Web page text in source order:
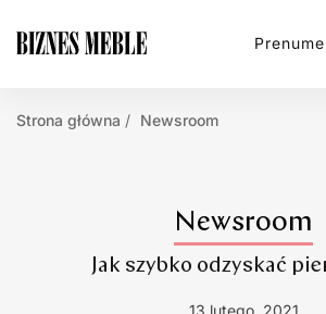
Strona główna Newsroom
Newsroom
Jak szybko odzyskać
13 lutego, 2021